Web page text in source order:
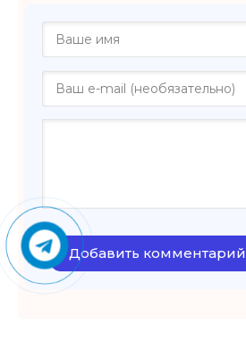
Добавить комментарий